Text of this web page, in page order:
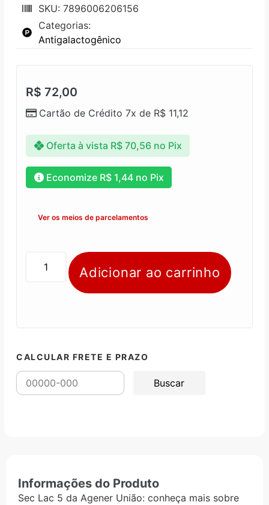
SKU: 7896006206156
Categorias:
Antigalactogênico
R$ 72,00
Cartão de Crédito 7x de R$ 11,12
Oferta à vista R$70,56 no Pix
Economize R$1,44no Pix
Ver os meios de parcelamentos
Adicionar ao carrinho
CALCULAR FRETE E PRAZO
Informações do Produto
Sec Lac 5 da Agener União: conheça mais sobre